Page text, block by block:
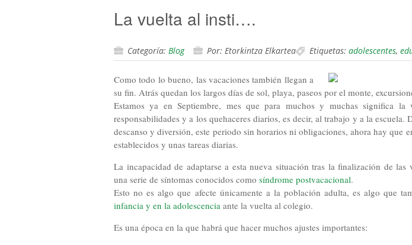
La vuelta al insti….
Categoría: Blog Por: Etorkintza Elkartea Etiquetas: adolescentes,
Como todo lo bueno, las vacaciones también llegan a
su fin. Atrás quedan los largos días de sol, playa, paseos por el monte,
Estamos ya en Septiembre, mes que para muchos y muchas significa
responsabilidades y a los quehaceres diarios, es decir, al trabajo y a la escuela.
descanso y diversión, este periodo sin horarios ni obligaciones, ahora hay que
establecidos y unas tareas diarias.
La incapacidad de adaptarse a esta nueva situación tras la finalización de las
una serie de síntomas conocidos como síndrome postvacacional.
Esto no es algo que afecte únicamente a la población adulta, es algo que
infancia y en la adolescencia ante la vuelta al colegio.
Es una época en la que habrá que hacer muchos ajustes importantes: